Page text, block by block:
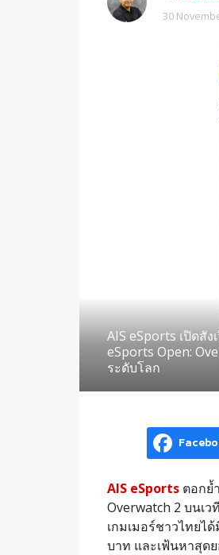
30
AIS eSports เปิดสั
eSports Open:
ระดับโลก
AIS eSportsตอกย้
Overwatch 2 บนเวที
เกมเมอร์ชาวไทยไ
บาท และเฟ้นหาสุด